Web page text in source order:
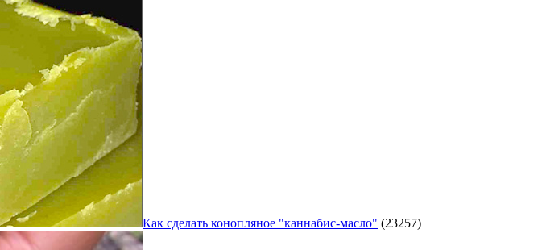
Как сделать конопляное "каннабис-масло" (23257)